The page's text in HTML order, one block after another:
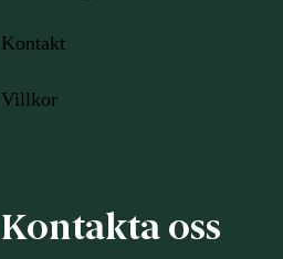
Kontakt
Villkor
Kontakta oss